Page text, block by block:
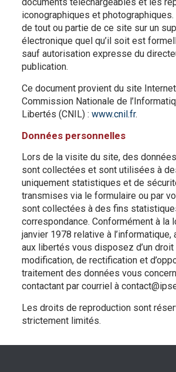
iconographiques et
de tout ou partie de ce site sur un
électronique quel qu’il soit est
sauf autorisation expresse du
publication.
Ce document provient du site
Commission Nationale de
Libertés (CNIL) : www.cnil.fr.
Données personnelles
Lors de la visite du site, des
sont collectées et sont utilisées à
uniquement statistiques et de
transmises via le formulaire ou par
sont collectées à des fins
correspondance. Conformément à la
janvier 1978 relative à l’informatique,
aux libertés vous disposez d’un droit
modification, de rectification et
traitement des données vous
contactant par courriel à
Les droits de reproduction sont
strictement limités.